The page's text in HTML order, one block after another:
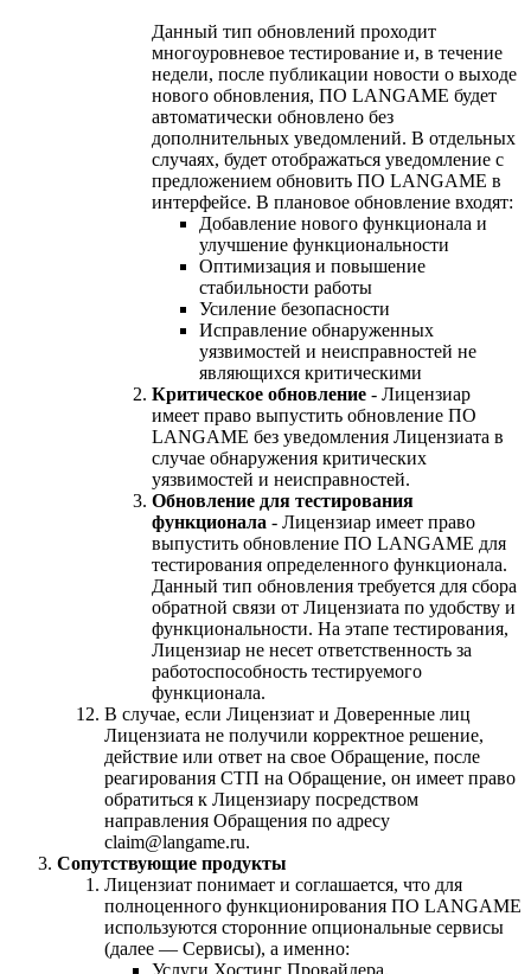
Данный тип обновлений проходит
многоуровневое тестирование и, в течение
недели, после публикации новости о выходе
нового обновления, ПО LANGAME будет
автоматически обновлено без
дополнительных уведомлений. В отдельных
случаях, будет отображаться уведомление с
предложением обновить ПО LANGAME в
интерфейсе. В плановое обновление входят:
Добавление нового функционала и
улучшение функциональности
Оптимизация и повышение
стабильности работы
Усиление безопасности
Исправление обнаруженных
уязвимостей и неисправностей не
являющихся критическими
Критическое обновление - Лицензиар
имеет право выпустить обновление ПО
LANGAME без уведомления Лицензиата в
случае обнаружения критических
уязвимостей и неисправностей.
Обновление для тестирования
функционала - Лицензиар имеет право
выпустить обновление ПО LANGAME для
тестирования определенного функционала.
Данный тип обновления требуется для сбора
обратной связи от Лицензиата по удобству и
функциональности. На этапе тестирования,
Лицензиар не несет ответственность за
работоспособность тестируемого
функционала.
В случае, если Лицензиат и Доверенные лиц
Лицензиата не получили корректное решение,
действие или ответ на свое Обращение, после
реагирования СТП на Обращение, он имеет право
обратиться к Лицензиару посредством
направления Обращения по адресу
claim@langame.ru.
Сопутствующие продукты
Лицензиат понимает и соглашается, что для
полноценного функционирования ПО LANGAME
используются сторонние опциональные сервисы
(далее — Сервисы), а именно:
Услуги Хостинг Провайдера.